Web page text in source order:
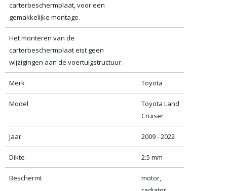
carterbeschermplaat, voor een
gemakkelijke montage.
Het monteren van de
carterbeschermplaat eist geen
wijzigingen aan de voertuigstructuur.
Merk Toyota
Model
Toyota Land
Cruiser
Jaar 2009 - 2022
Dikte 2.5 mm
Beschermt
motor,